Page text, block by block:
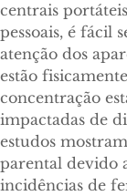
centrais
pessoais, é fácil
atenção dos
estão
concentração
impactadas de
estudos
parental devido
incidências de